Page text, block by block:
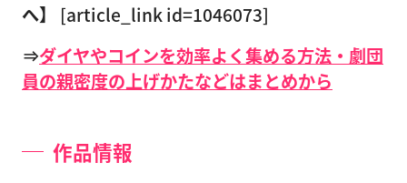
へ】
[article_link id=1046073]
⇒ダイヤやコインを効率よく集める方法・劇団
員の親密度の上げかたなどはまとめから
作品情報